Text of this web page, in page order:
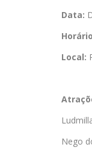
Data:
Local:
Nego